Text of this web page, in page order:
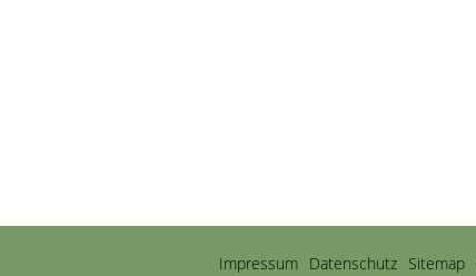
Navigation
Impressum Datenschutz Sitemap